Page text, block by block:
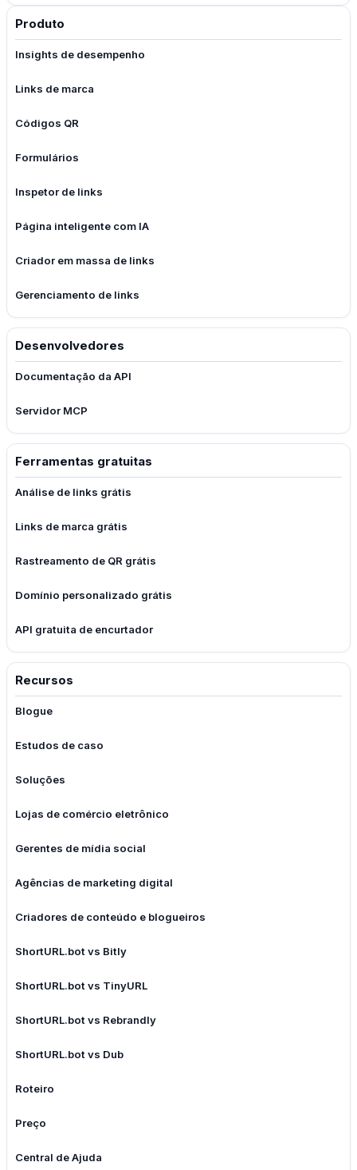
Produto
Insights de desempenho
Links de marca
Códigos QR
Formulários
Inspetor de links
Página inteligente com IA
Criador em massa de links
Gerenciamento de links
Desenvolvedores
Documentação da API
Servidor MCP
Ferramentas gratuitas
Análise de links grátis
Links de marca grátis
Rastreamento de QR grátis
Domínio personalizado grátis
API gratuita de encurtador
Recursos
Blogue
Estudos de caso
Soluções
Lojas de comércio eletrônico
Gerentes de mídia social
Agências de marketing digital
Criadores de conteúdo e blogueiros
ShortURL.bot vs Bitly
ShortURL.bot vs TinyURL
ShortURL.bot vs Rebrandly
ShortURL.bot vs Dub
Roteiro
Preço
Central de Ajuda